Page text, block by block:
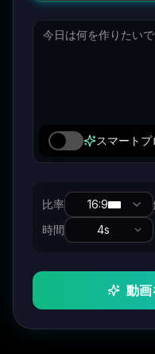
スマートプ
比率 16:9
時間
4s
動画